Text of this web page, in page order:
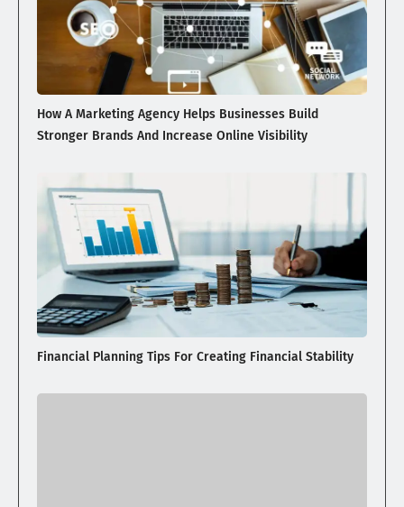
How A Marketing Agency Helps Businesses Build
Stronger Brands And Increase Online Visibility
Financial Planning Tips For Creating Financial Stability